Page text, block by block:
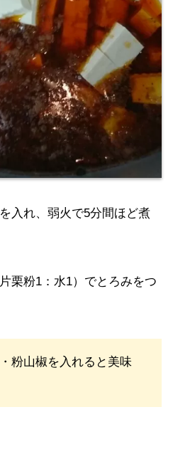
入れ、弱火で5分間ほど煮
粉1：水1）でとろみをつ
粉山椒を入れると美味